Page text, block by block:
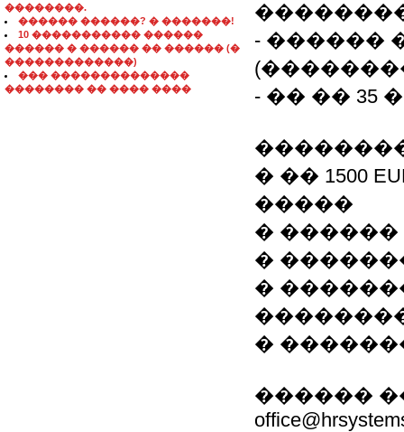
��������.
������ ������? � �������!
10 ����������� ������
������ � ������ �� ������ (�
�������������)
��� ��������������
�������� �� ���� ����
- ������
- �� �� 35
� �� 1500
�����
� ������
�
�
�
������